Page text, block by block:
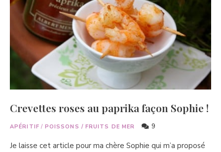
Crevettes roses au paprika façon Sophie !
APÉRITIF / POISSONS / FRUITS DE MER 9
Je laisse cet article pour ma chère Sophie qui m’a proposé